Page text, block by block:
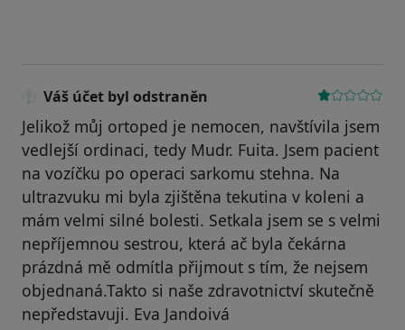
Váš účet byl odstraněn
Jelikož můj ortoped je nemocen, navštívila jsem
vedlejší ordinaci, tedy Mudr. Fuita. Jsem pacient
na vozíčku po operaci sarkomu stehna. Na
ultrazvuku mi byla zjištěna tekutina v koleni a
mám velmi silné bolesti. Setkala jsem se s velmi
nepříjemnou sestrou, která ač byla čekárna
prázdná mě odmítla přijmout s tím, že nejsem
objednaná.Takto si naše zdravotnictví skutečně
nepředstavuji. Eva Jandoivá